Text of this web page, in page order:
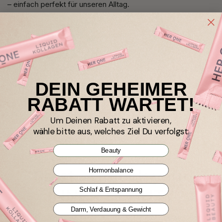
– einfach perfekt für unseren Alltag.
Endlich haben wir den richtigen Shaker für das Produkt, das
wir schon lieben. Danke, HER ONE!
1 2
Pssst... Unlock your
INNER BEAUTY
Wir haben eine Überraschung für dich hinterlegt. Melde dich
DEIN GEHEIMER
RABATT WARTET!
Um Deinen Rabatt zu aktivieren,
wähle bitte aus, welches Ziel Du verfolgst:
Beauty
Hormonbalance
Schlaf & Entspannung
Darm, Verdauung & Gewicht